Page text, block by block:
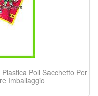
Poli Sacchetto Per
Imballaggio